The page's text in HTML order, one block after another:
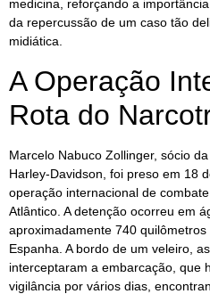
medicina, reforçando a
da repercussão de um caso tão
midiática.
A Operação
Rota do
Marcelo Nabuco Zollinger, sócio
Harley-Davidson, foi preso em 18
operação internacional de
Atlântico. A detenção ocorreu em
aproximadamente 740
Espanha. A bordo de um veleiro,
interceptaram a embarcação, que
vigilância por vários dias,